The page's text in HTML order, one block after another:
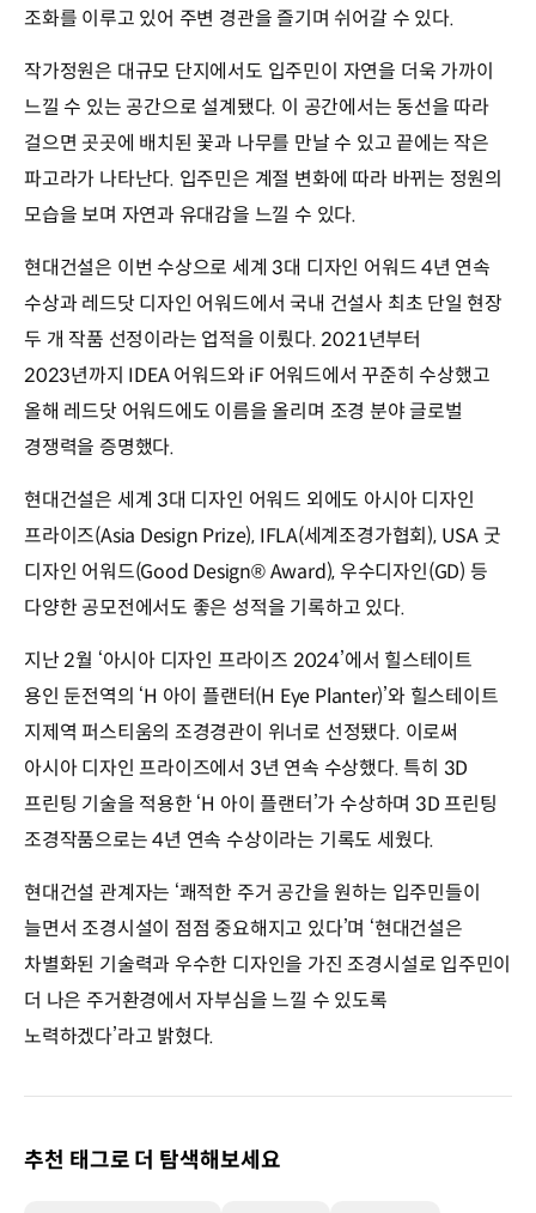
조화를 이루고 있어 주변 경관을 즐기며 쉬어갈 수 있다.
작가정원은 대규모 단지에서도 입주민이 자연을 더욱 가까이
느낄 수 있는 공간으로 설계됐다. 이 공간에서는 동선을 따라
걸으면 곳곳에 배치된 꽃과 나무를 만날 수 있고 끝에는 작은
파고라가 나타난다. 입주민은 계절 변화에 따라 바뀌는 정원의
모습을 보며 자연과 유대감을 느낄 수 있다.
현대건설은 이번 수상으로 세계 3대 디자인 어워드 4년 연속
수상과 레드닷 디자인 어워드에서 국내 건설사 최초 단일 현장
두 개 작품 선정이라는 업적을 이뤘다. 2021년부터
2023년까지 IDEA 어워드와 iF 어워드에서 꾸준히 수상했고
올해 레드닷 어워드에도 이름을 올리며 조경 분야 글로벌
경쟁력을 증명했다.
현대건설은 세계 3대 디자인 어워드 외에도 아시아 디자인
프라이즈(Asia Design Prize), IFLA(세계조경가협회), USA 굿
디자인 어워드(Good Design® Award), 우수디자인(GD) 등
다양한 공모전에서도 좋은 성적을 기록하고 있다.
지난 2월 ‘아시아 디자인 프라이즈 2024’에서 힐스테이트
용인 둔전역의 ‘H 아이 플랜터(H Eye Planter)’와 힐스테이트
지제역 퍼스티움의 조경경관이 위너로 선정됐다. 이로써
아시아 디자인 프라이즈에서 3년 연속 수상했다. 특히 3D
프린팅 기술을 적용한 ‘H 아이 플랜터’가 수상하며 3D 프린팅
조경작품으로는 4년 연속 수상이라는 기록도 세웠다.
현대건설 관계자는 ‘쾌적한 주거 공간을 원하는 입주민들이
늘면서 조경시설이 점점 중요해지고 있다’며 ‘현대건설은
차별화된 기술력과 우수한 디자인을 가진 조경시설로 입주민이
더 나은 주거환경에서 자부심을 느낄 수 있도록
노력하겠다’라고 밝혔다.
추천 태그로 더 탐색해보세요